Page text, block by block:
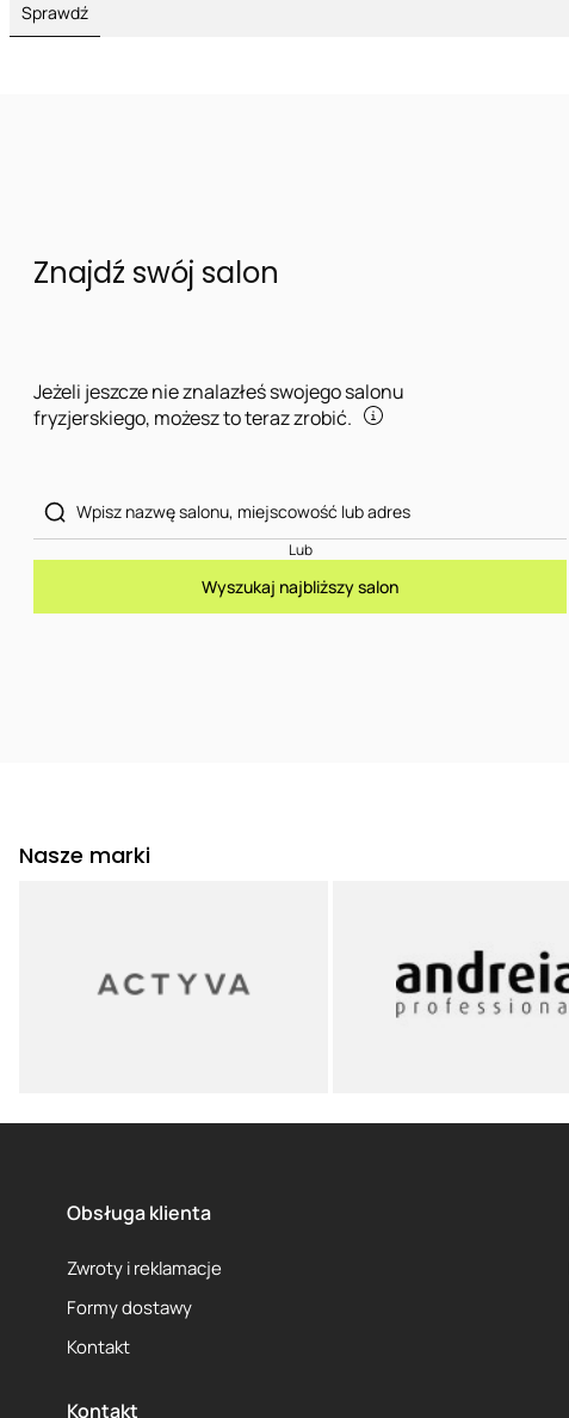
Sprawdź
Znajdź swój salon
Jeżeli jeszcze nie znalazłeś swojego salonu
fryzjerskiego, możesz to teraz zrobić.
Lub
Wyszukaj najbliższy salon
Nasze marki
Obsługa klienta
Zwroty i reklamacje
Formy dostawy
Kontakt
Kontakt